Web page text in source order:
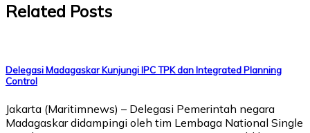
Related Posts
Delegasi Madagaskar Kunjungi IPC TPK dan Integrated Planning
Control
Jakarta (Maritimnews) – Delegasi Pemerintah negara
Madagaskar didampingi oleh tim Lembaga National Single